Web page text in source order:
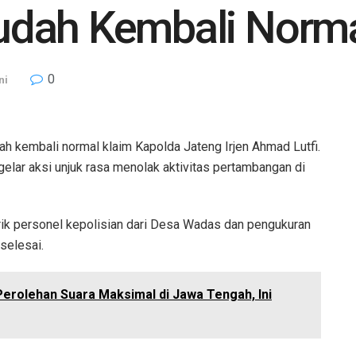
Kembali
0
kembali normal klaim Kapolda Jateng Irjen Ahmad Lutfi.
aksi unjuk rasa menolak aktivitas pertambangan di
personel kepolisian dari Desa Wadas dan pengukuran
Suara Maksimal di Jawa Tengah, Ini